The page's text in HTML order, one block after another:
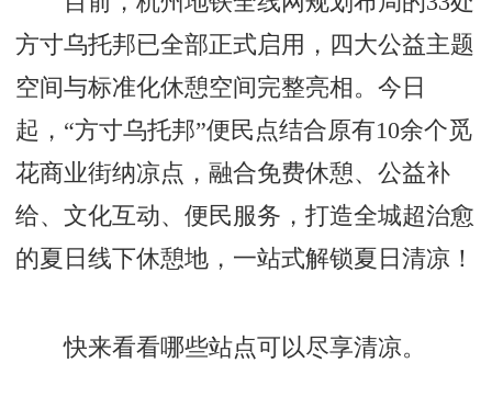
方寸乌托邦已全部正式启用，四大公益主题
空间与标准化休憩空间完整亮相。今日
起，“方寸乌托邦”便民点结合原有10余个觅
花商业街纳凉点，融合免费休憩、公益补
给、文化互动、便民服务，打造全城超治愈
的夏日线下休憩地，一站式解锁夏日清凉！
快来看看哪些站点可以尽享清凉。